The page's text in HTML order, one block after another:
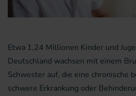
Etwa 1,24 Millionen Kinder und
Deutschland wachsen mit einem
Schwester auf, die eine chronische
schwere Erkrankung oder